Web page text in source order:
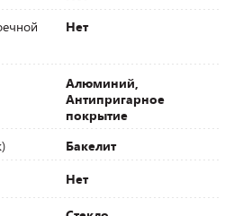
Нет
Алюминий,
Антипригарное
покрытие
Бакелит
Нет